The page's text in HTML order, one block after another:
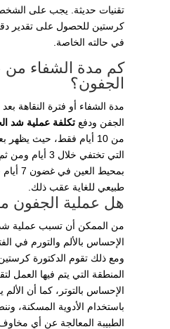
تقنيات حديثة. يجب على
كرستين للحصول على تقدير
في حالته الخاصة.
كم مدة الشفاء من
الجفون؟
مدة الشفاء أو فترة النقاهة
الجفن ودفع تكلفة عملية شد
من 10 أيام فقط، حيث
التي تختفي خلال
بمحيط
طبيعي للغاية عقب ذلك.
هل عملية الجفون
من الممكن أن تسبب عملية
الإحساس بالألم والتورم في
ومع ذلك تقوم الدكتورة
المنطقة التي يتم فيها العمل
الإحساس بالتوتر، كما أن
باستخدام الأدوية المسكنة،
الطبيبة المعالجة عن أي